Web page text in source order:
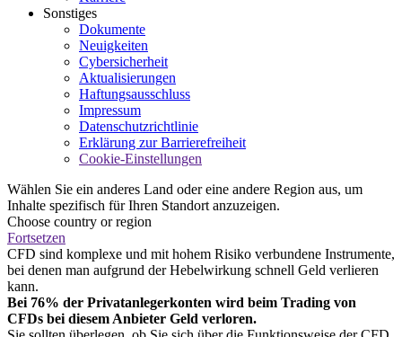
Sonstiges
Dokumente
Neuigkeiten
Cybersicherheit
Aktualisierungen
Haftungsausschluss
Impressum
Datenschutzrichtlinie
Erklärung zur Barrierefreiheit
Cookie-Einstellungen
Wählen Sie ein anderes Land oder eine andere Region aus, um
Inhalte spezifisch für Ihren Standort anzuzeigen.
Choose country or region
Fortsetzen
CFD sind komplexe und mit hohem Risiko verbundene Instrumente,
bei denen man aufgrund der Hebelwirkung schnell Geld verlieren
kann.
Bei 76% der Privatanlegerkonten wird beim Trading von
CFDs bei diesem Anbieter Geld verloren.